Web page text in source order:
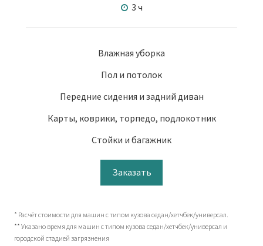
3 ч
Влажная уборка
Пол и потолок
Передние сидения и задний диван
Карты, коврики, торпедо, подлокотник
Стойки и багажник
Заказать
* Расчёт стоимости для машин с типом кузова седан/хетчбек/универсал.
** Указано время для машин с типом кузова седан/хетчбек/универсал и
городской стадией загрязнения